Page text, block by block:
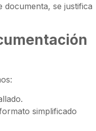
documenta, se justifica
simplificado